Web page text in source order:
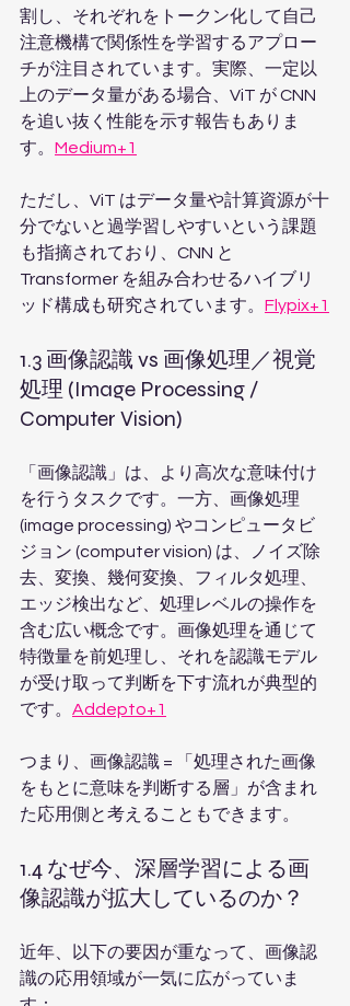
割し、それぞれをトークン化して自己
注意機構で関係性を学習するアプロー
チが注目されています。実際、一定以
上のデータ量がある場合、ViT が CNN
を追い抜く性能を示す報告もありま
す。 Medium+1
ただし、ViT はデータ量や計算資源が十
分でないと過学習しやすいという課題
も指摘されており、CNN と
Transformer を組み合わせるハイブリ
ッド構成も研究されています。 Flypix+1
1.3 画像認識 vs 画像処理／視覚
処理 (Image Processing /
Computer Vision)
「画像認識」は、より高次な意味付け
を行うタスクです。一方、画像処理
(image processing) やコンピュータビ
ジョン (computer vision) は、ノイズ除
去、変換、幾何変換、フィルタ処理、
エッジ検出など、処理レベルの操作を
含む広い概念です。画像処理を通じて
特徴量を前処理し、それを認識モデル
が受け取って判断を下す流れが典型的
です。 Addepto+1
つまり、画像認識 = 「処理された画像
をもとに意味を判断する層」が含まれ
た応用側と考えることもできます。
1.4 なぜ今、深層学習による画
像認識が拡大しているのか？
近年、以下の要因が重なって、画像認
識の応用領域が一気に広がっていま